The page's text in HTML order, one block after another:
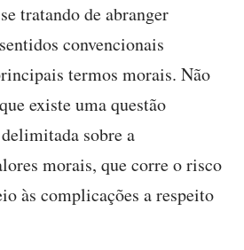
tratando de abranger
convencionais
termos morais. Não
existe uma questão
sobre a
morais, que corre o risco
às complicações a respeito